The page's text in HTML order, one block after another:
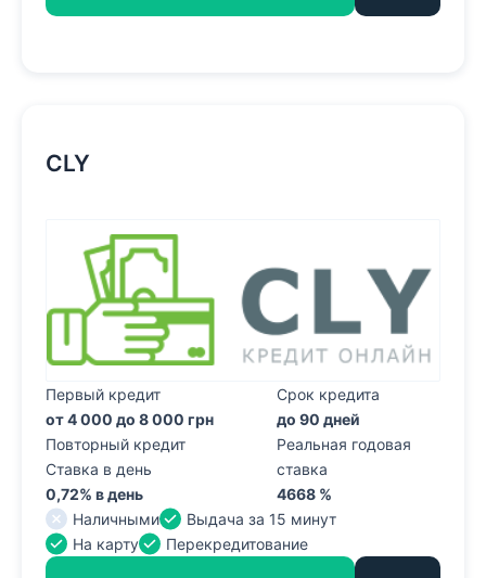
CLY
Первый кредит
от 4 000 до 8 000 грн
Повторный кредит
Ставка в день
0,72% в день
Срок кредита
до 90 дней
Реальная годовая
ставка
4668 %
Наличными
Выдача за 15 минут
На карту
Перекредитование